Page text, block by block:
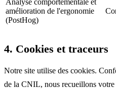
amélioration de l'ergonomie
(PostHog)
4. Cookies et traceurs
Notre site utilise des cookies.
de la CNIL, nous recueillons votre